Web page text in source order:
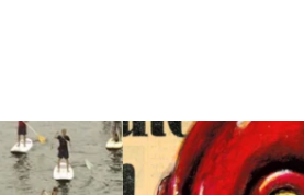
Weiterlesen: "Mit dem